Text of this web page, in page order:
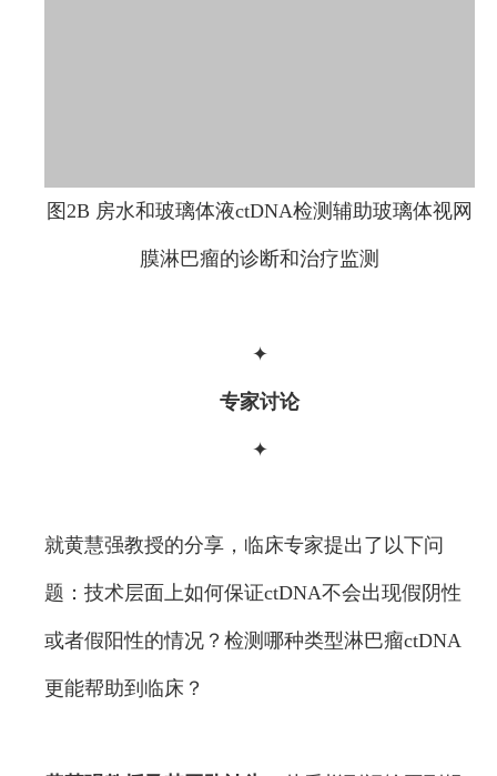
图2B 房水和玻璃体液ctDNA检测辅助玻璃体视网
膜淋巴瘤的诊断和治疗监测
✦
专家讨论
✦
就黄慧强教授的分享，临床专家提出了以下问
题：技术层面上如何保证ctDNA不会出现假阴性
或者假阳性的情况？检测哪种类型淋巴瘤ctDNA
更能帮助到临床？